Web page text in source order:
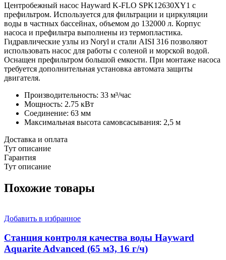
Центробежный насос Hayward K-FLO SPK12630XY1 с
префильтром. Используется для фильтрации и циркуляции
воды в частных бассейнах, объемом до 132000 л. Корпус
насоса и префильтра выполнены из термопластика.
Гидравлические узлы из Noryl и стали AISI 316 позволяют
использовать насос для работы с соленой и морской водой.
Оснащен префильтром большой емкости. При монтаже насоса
требуется дополнительная установка автомата защиты
двигателя.
Производительность: 33 м³/час
Мощность: 2.75 кВт
Соединение: 63 мм
Максимальная высота самовсасывания: 2,5 м
Доставка и оплата
Тут описание
Гарантия
Тут описание
Похожие товары
Добавить в избранное
Станция контроля качества воды Hayward
Aquarite Advanced (65 м3, 16 г/ч)